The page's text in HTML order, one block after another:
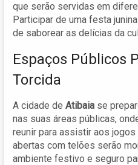
que serão servidas em
Participar de uma festa
de saborear as delícias da
Espaços Públicos
Torcida
A cidade de Atibaia se
nas suas áreas públicas,
reunir para assistir aos
abertas com telões serão
ambiente festivo e seguro